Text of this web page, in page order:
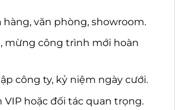
văn phòng, showroom.
mừng công trình mới hoàn
công ty, kỷ niệm ngày cưới.
VIP hoặc đối tác quan trọng.